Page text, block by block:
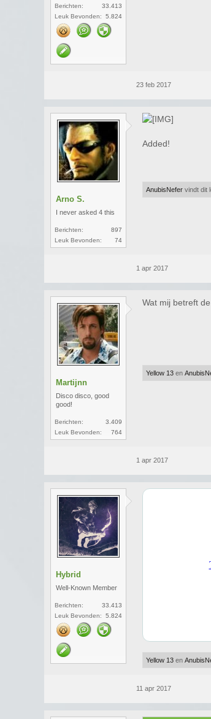
Berichten:
33.413
Leuk Bevonden:
5.824
23 feb 2017
Arno S.
I never asked 4 this
Berichten:
897
Leuk Bevonden:
74
Added!
1 apr 2017
AnubisNefer vindt dit
Martijnn
Disco disco, good
good!
Berichten:
3.409
Leuk Bevonden:
764
Wat mij betreft
1 apr 2017
Yellow 13 en
Hybrid
Well-Known Member
Berichten:
33.413
Leuk Bevonden:
5.824
11 apr 2017
Yellow 13 en